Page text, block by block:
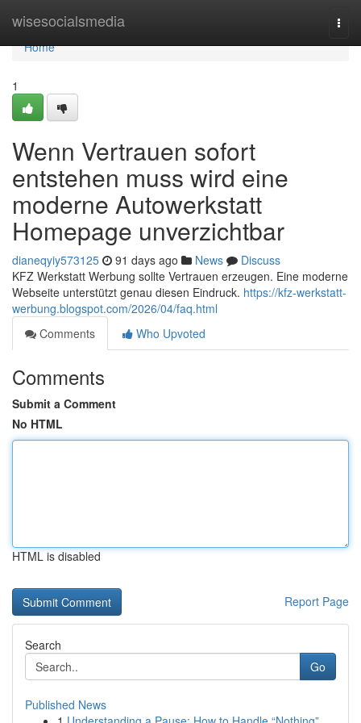
wisesocialsmedia
Home
Home
1
Wenn Vertrauen sofort
entstehen muss wird eine
moderne Autowerkstatt
Homepage unverzichtbar
dianeqyiy573125 91 days ago News
Discuss
KFZ Werkstatt Werbung sollte Vertrauen erzeugen. Eine moderne
Webseite unterstützt genau diesen Eindruck. https://kfz-werkstatt-
werbung.blogspot.com/2026/04/faq.html
Comments
Who Upvoted
Comments
Submit a Comment
No HTML
HTML is disabled
Report Page
Search
Go
Published News